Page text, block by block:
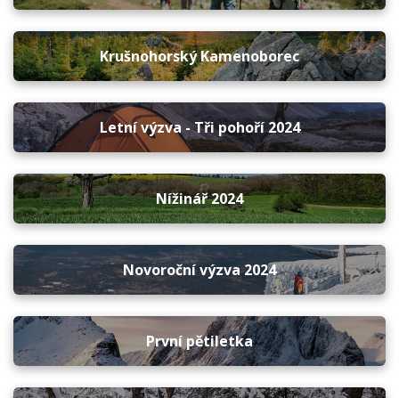
Krušnohorský Kamenoborec
Letní výzva - Tři pohoří 2024
Nížinář 2024
Novoroční výzva 2024
První pětiletka